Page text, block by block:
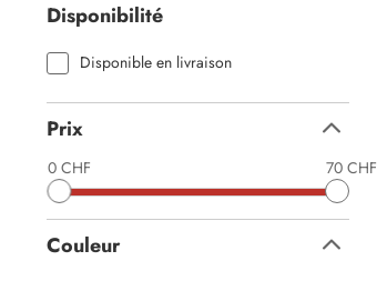
Disponibilité
Disponible en livraison
Prix Replier
0 CHF 70 CHF
Couleur Replier